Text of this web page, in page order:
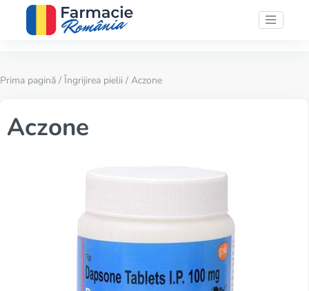
Prima pagină / Îngrijirea pielii / Aczone
Aczone